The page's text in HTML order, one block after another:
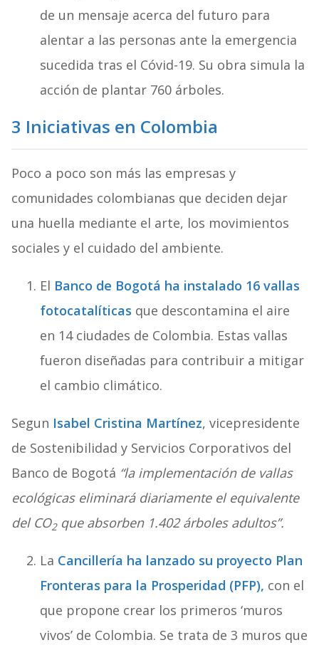
de un mensaje acerca del futuro para
alentar a las personas ante la emergencia
sucedida tras el Cóvid-19. Su obra simula la
acción de plantar 760 árboles.
3 Iniciativas en Colombia
Poco a poco son más las empresas y
comunidades colombianas que deciden dejar
una huella mediante el arte, los movimientos
sociales y el cuidado del ambiente.
El Banco de Bogotá ha instalado 16 vallas
fotocatalíticas que descontamina el aire
en 14 ciudades de Colombia. Estas vallas
fueron diseñadas para contribuir a mitigar
el cambio climático.
Segun Isabel Cristina Martínez, vicepresidente
de Sostenibilidad y Servicios Corporativos del
Banco de Bogotá “la implementación de vallas
ecológicas eliminará diariamente el equivalente
del CO2que absorben 1.402 árboles adultos”.
La Cancillería ha lanzado su proyecto Plan
Fronteras para la Prosperidad (PFP), con el
que propone crear los primeros ‘muros
vivos’ de Colombia. Se trata de 3 muros que